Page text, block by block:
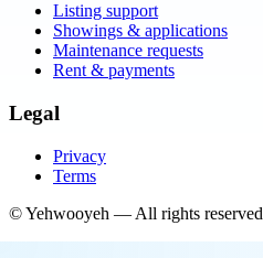
Listing support
Showings & applications
Maintenance requests
Rent & payments
Legal
Privacy
Terms
©Yehwooyeh — All rights reserved